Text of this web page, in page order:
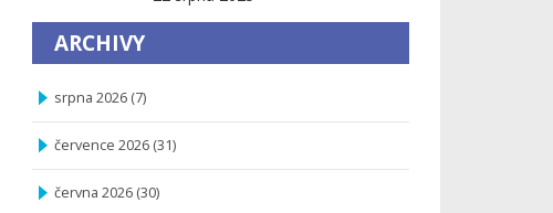
ARCHIVY
srpna 2026 (7)
července 2026 (31)
června 2026 (30)